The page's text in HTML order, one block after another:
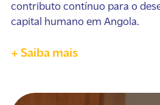
contributo contínuo para o
capital humano em Angola.
+ Saiba mais